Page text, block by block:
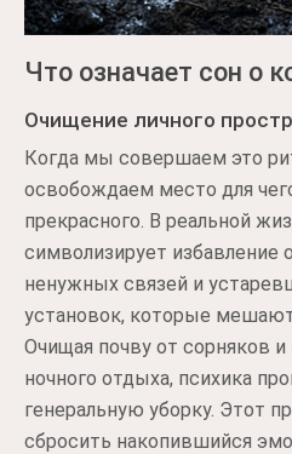
Что означает сон о
Очищение личного
Когда мы совершаем это
освобождаем место для
прекрасного. В реальной
символизирует избавление
ненужных связей и
установок, которые
Очищая почву от сорняков
ночного отдыха, психика
генеральную уборку. Этот
сбросить накопившийся